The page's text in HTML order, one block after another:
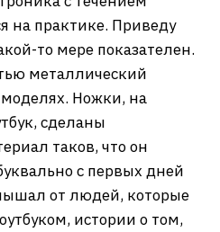
на практике. Приведу
то мере показателен.
металлический
Ножки, на
сделаны
таков, что он
с первых дней
от людей, которые
истории о том,